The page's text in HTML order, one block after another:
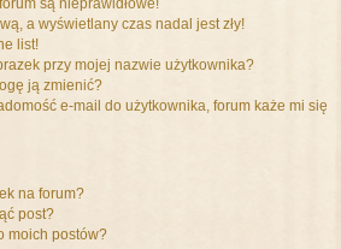
są nieprawidłowe!
a wyświetlany czas nadal jest zły!
list!
przy mojej nazwie użytkownika?
ją zmienić?
e-mail do użytkownika, forum każe mi się
na forum?
post?
moich postów?